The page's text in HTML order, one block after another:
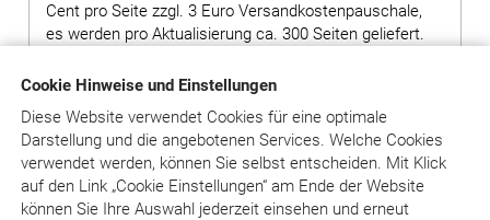
Cookie Hinweise und Einstellungen
Diese Website verwendet Cookies für eine optimale
Darstellung und die angebotenen Services. Welche Cookies
verwendet werden, können Sie selbst entscheiden. Mit Klick
aufden Link „Cookie Einstellungen“ am Ende der Website
können Sie Ihre Auswahl jederzeit einsehen und erneut
Cent pro Seite zzgl. 3 Euro Versandkostenpauschale,
es werden pro Aktualisierung ca. 300 Seiten geliefert.
Hinweis: Bei Bestellung von Grundwerken ohne
Ergänzungslieferungen wird ein Aufschlag von 80,00
Euro auf den Preis des Grundwerks erhoben.
in den Warenkorb